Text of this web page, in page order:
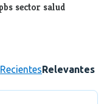
sector salud
RecientesRelevantes